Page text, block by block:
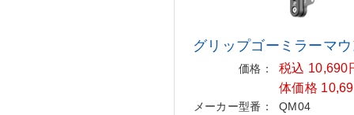
グリップゴーミラーマ
価格：
税込 10,690
体価格
メーカー型番：
QM04